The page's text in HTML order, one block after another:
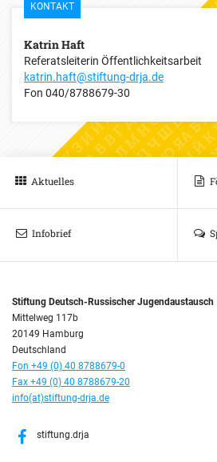
KONTAKT
Katrin Haft
Referatsleiterin Öffentlichkeitsarbeit
katrin.haft@stiftung-drja.de
Fon 040/8788679-30
Aktuelles
Infobrief
Stiftung Deutsch-Russischer Jugendaustausch
Mittelweg 117b
20149 Hamburg
Deutschland
Fon +49 (0) 40 8788679-0
Fax +49 (0) 40 8788679-20
info(at)stiftung-drja.de
stiftung.drja